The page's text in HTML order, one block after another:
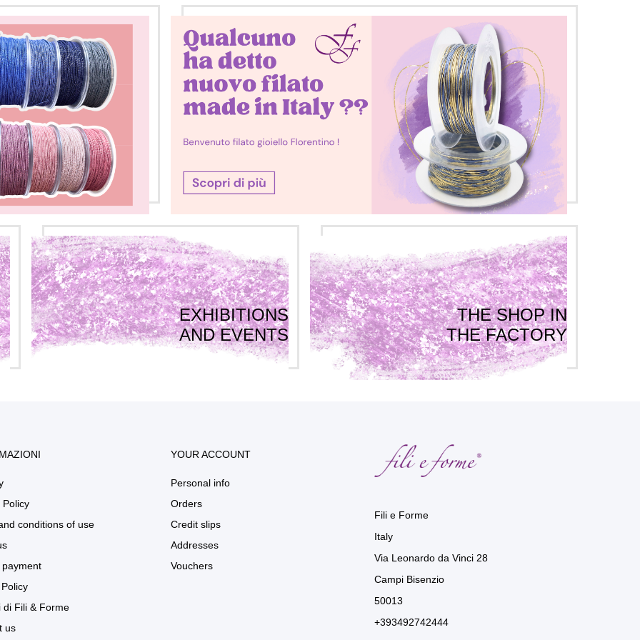
EXHIBITIONS
AND EVENTS
THE SHOP IN
THE FACTORY
Policy
conditions of use
di Fili & Forme
us
YOUR ACCOUNT
Personal info
Orders
Credit slips
Addresses
Vouchers
Fili e Forme
Italy
Via Leonardo da Vinci 28
Campi Bisenzio
50013
+393492742444